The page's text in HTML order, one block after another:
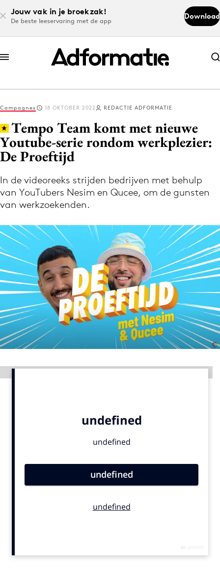
Jouw vak in je broekzak!
De beste leeservaring met de app
Download
Abonneer nu
Abonneer nu
Log in
Volg het laatste nieuws via de Adformatie
Nieuws app
Menu
Home
9 sept: GenAI-training
12 nov: MarketingLive!
Adverteren
Events
Vacatures
Campagnes
Design
Campagnes 18 OKTOBER 2022 REDACTIE ADFORMATIE
Tempo Team komt met nieuwe
Youtube-serie rondom werkplezier:
De Proeftijd
In de videoreeks strijden bedrijven met behulp
van YouTubers Nesim en Qucee, om de gunsten
van werkzoekenden.